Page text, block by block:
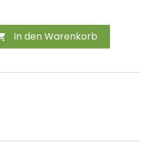
In den Warenkorb